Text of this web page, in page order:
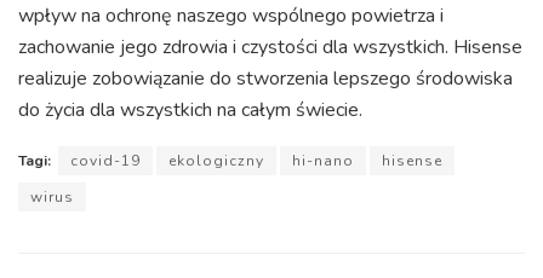
wpływ na ochronę naszego wspólnego powietrza i
zachowanie jego zdrowia i czystości dla wszystkich. Hisense
realizuje zobowiązanie do stworzenia lepszego środowiska
do życia dla wszystkich na całym świecie.
Tagi: covid-19 ekologiczny hi-nano
hisense
wirus